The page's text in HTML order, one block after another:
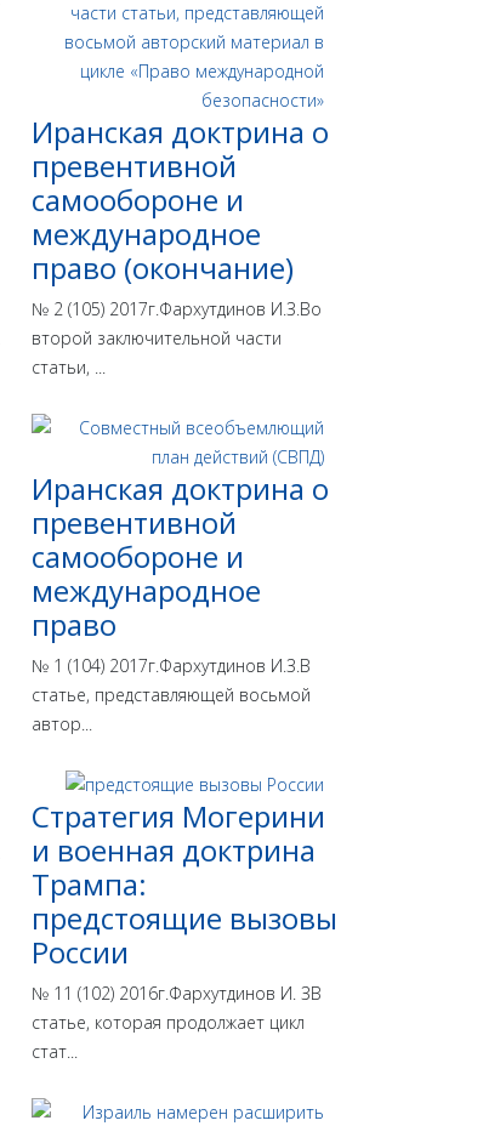
Иранская доктрина о
превентивной
самообороне и
международное
право (окончание)
№ 2 (105) 2017г.Фархутдинов И.З.Во
второй заключительной части
статьи, ...
Иранская доктрина о
превентивной
самообороне и
международное
право
№ 1 (104) 2017г.Фархутдинов И.З.В
статье, представляющей восьмой
автор...
Стратегия Могерини
и военная доктрина
Трампа:
предстоящие вызовы
России
№ 11 (102) 2016г.Фархутдинов И. ЗВ
статье, которая продолжает цикл
стат...